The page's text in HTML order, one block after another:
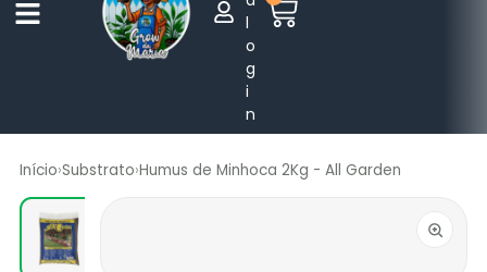
l
o
g
i
n
Início›Substrato›Humus de Minhoca 2Kg - All Garden